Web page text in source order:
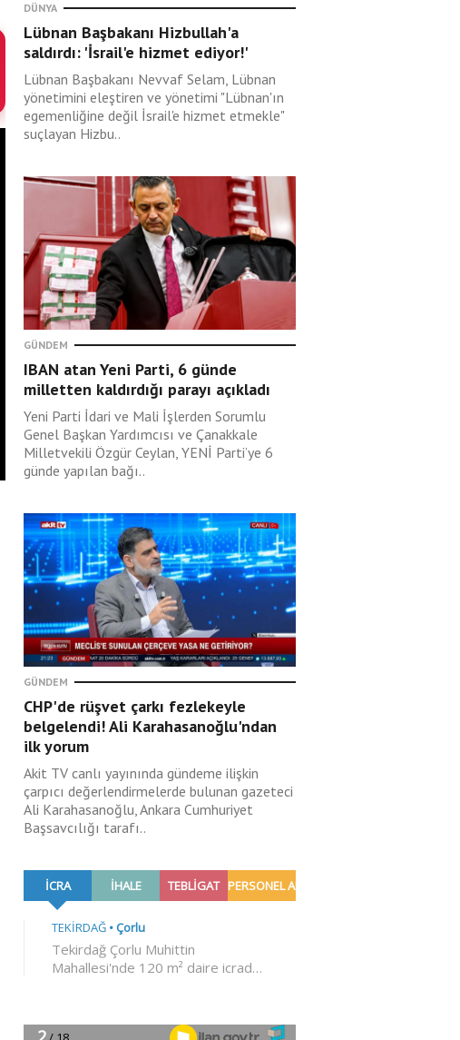
DÜNYA
Lübnan Başbakanı Hizbullah'a
saldırdı: 'İsrail'e hizmet ediyor!'
Lübnan Başbakanı Nevvaf Selam, Lübnan
yönetimini eleştiren ve yönetimi "Lübnan'ın
egemenliğine değil İsrail'e hizmet etmekle"
suçlayan Hizbu..
GÜNDEM
IBAN atan Yeni Parti, 6 günde
milletten kaldırdığı parayı açıkladı
Yeni Parti İdari ve Mali İşlerden Sorumlu
Genel Başkan Yardımcısı ve Çanakkale
Milletvekili Özgür Ceylan, YENİ Parti’ye 6
günde yapılan bağı..
GÜNDEM
CHP'de rüşvet çarkı fezlekeyle
belgelendi! Ali Karahasanoğlu'ndan
ilk yorum
Akit TV canlı yayınında gündeme ilişkin
çarpıcı değerlendirmelerde bulunan gazeteci
Ali Karahasanoğlu, Ankara Cumhuriyet
Başsavcılığı tarafı..